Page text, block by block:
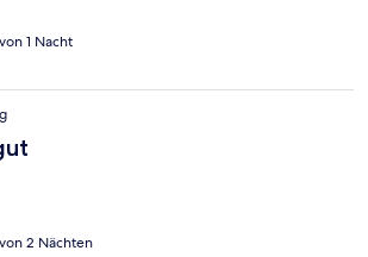
1 Nacht
2 Nächten